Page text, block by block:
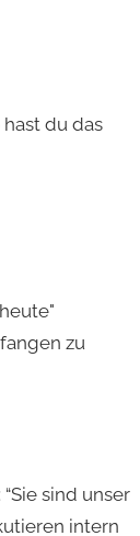
du das
zu
sind unser
intern